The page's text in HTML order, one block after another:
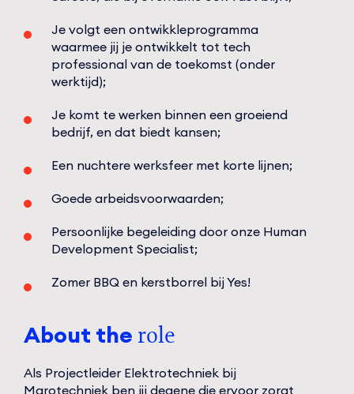
Je volgt een ontwikkleprogramma
waarmee jij je ontwikkelt tot tech
professional van de toekomst (onder
werktijd);
Je komt te werken binnen een groeiend
bedrijf, en dat biedt kansen;
Een nuchtere werksfeer met korte lijnen;
Goede arbeidsvoorwaarden;
Persoonlijke begeleiding door onze Human
Development Specialist;
Zomer BBQ en kerstborrel bij Yes!
About the role
Als Projectleider Elektrotechniek bij
Marotechniek ben jij degene die ervoor zorgt